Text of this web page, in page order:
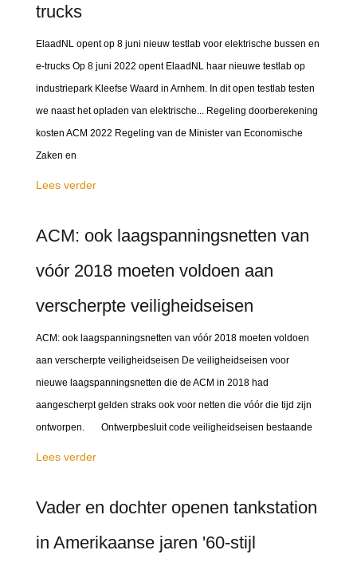
trucks
ElaadNL opent op 8 juni nieuw testlab voor elektrische bussen en
e-trucks Op 8 juni 2022 opent ElaadNL haar nieuwe testlab op
industriepark Kleefse Waard in Arnhem. In dit open testlab testen
we naast het opladen van elektrische... Regeling doorberekening
kosten ACM 2022 Regeling van de Minister van Economische
Zaken en
Lees verder
ACM: ook laagspanningsnetten van
vóór 2018 moeten voldoen aan
verscherpte veiligheidseisen
ACM: ook laagspanningsnetten van vóór 2018 moeten voldoen
aan verscherpte veiligheidseisen De veiligheidseisen voor
nieuwe laagspanningsnetten die de ACM in 2018 had
aangescherpt gelden straks ook voor netten die vóór die tijd zijn
ontworpen. Ontwerpbesluit code veiligheidseisen bestaande
Lees verder
Vader en dochter openen tankstation
in Amerikaanse jaren '60-stijl